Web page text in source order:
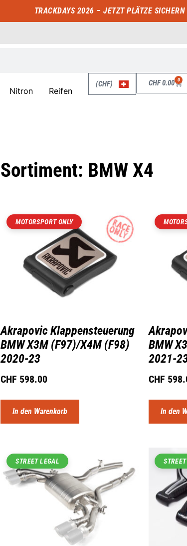
TRACKDAYS 2026 – JETZT PLÄTZE SICHERN
Nitron Reifen
(CHF) CHF0.00 0
Sortiment: BMW X4
MOTORSPORT ONLY
Akrapovic Klappensteuerung
BMW X3M (F97)/X4M (F98)
2020-23
CHF 598.00
In den Warenkorb
BMW
2021-
CHF
In den
STREET LEGAL